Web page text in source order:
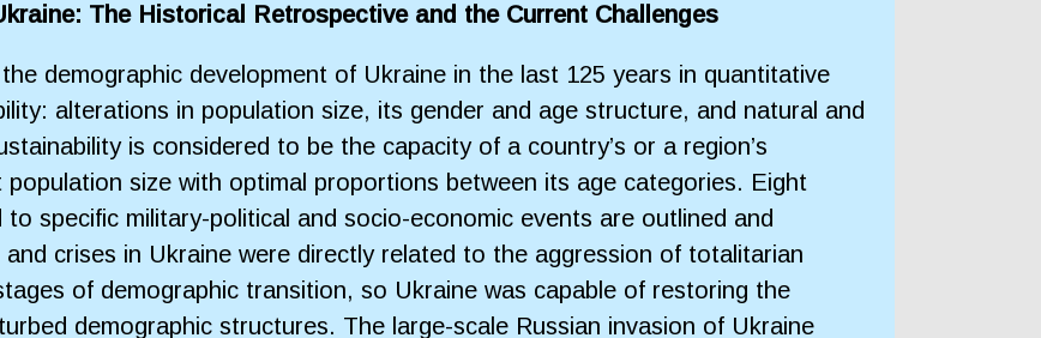
The Historical Retrospective and the Current Challenges
demographic development of Ukraine in the last 125 years in quantitative
alterations in population size, its gender and age structure, and natural and
is considered to be the capacity of a country’s or a region’s
size with optimal proportions between its age categories. Eight
specific military-political and socio-economic events are outlined and
crises in Ukraine were directly related to the aggression of totalitarian
of demographic transition, so Ukraine was capable of restoring the
demographic structures. The large-scale Russian invasion of Ukraine